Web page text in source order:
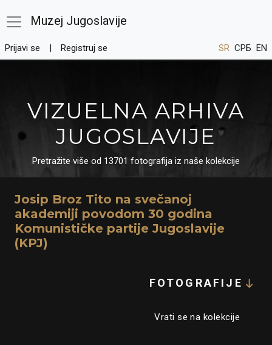
Muzej Jugoslavije
Prijavi se Registruj se SR СРБ EN
VIZUELNA ARHIVA
JUGOSLAVIJE
Pretražite više od 13701 fotografija iz naše kolekcije
Josip Broz Tito na svečanoj
akademiji povodom 30 godina
Komunističke partije Jugoslavije
(KPJ)
FOTOGRAFIJE
Vrati se na kolekcije